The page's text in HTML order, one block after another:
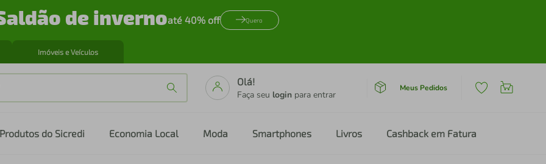
de invernoaté 40% off Quero
Imóveis e Veículos
Olá!
Faça seu login para entrar
Meus Pedidos
Produtos do Sicredi Economia Local Moda Smartphones Livros Cashback em Fatura